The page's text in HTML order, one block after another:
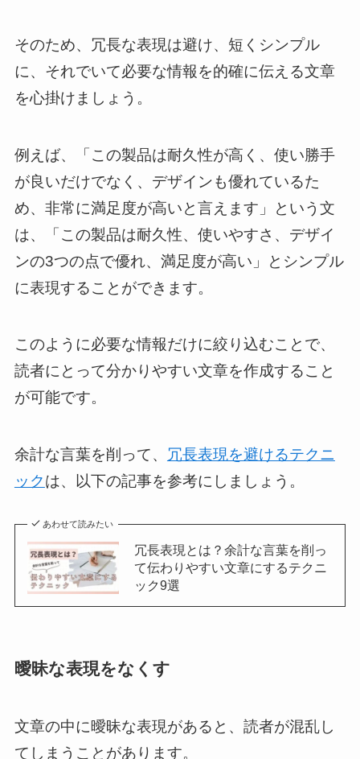
そのため、冗長な表現は避け、短くシンプル
に、それでいて必要な情報を的確に伝える文章
を心掛けましょう。
例えば、「この製品は耐久性が高く、使い勝手
が良いだけでなく、デザインも優れているた
め、非常に満足度が高いと言えます」という文
は、「この製品は耐久性、使いやすさ、デザイ
ンの3つの点で優れ、満足度が高い」とシンプル
に表現することができます。
このように必要な情報だけに絞り込むことで、
読者にとって分かりやすい文章を作成すること
が可能です。
余計な言葉を削って、 冗長表現を避けるテクニ
ックは、以下の記事を参考にしましょう。
あわせて読みたい
冗長表現とは？余計な言葉を削っ
て伝わりやすい文章にするテクニ
ック9選
曖昧な表現をなくす
文章の中に曖昧な表現があると、読者が混乱し
てしまうことがあります。